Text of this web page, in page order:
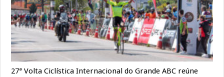
27ª Volta Ciclística Internacional do Grande ABC reúne